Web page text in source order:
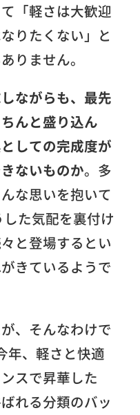
「軽さは大歓迎
りたくない」と
りません。
ながらも、最先
んと盛り込ん
しての完成度が
ないものか。多
な思いを抱いて
た気配を裏付け
と登場するとい
きているようで
、そんなわけで
年、軽さと快適
スで昇華した
れる分類のバッ